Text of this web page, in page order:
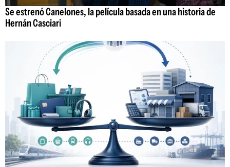
Se estrenó Canelones, la película basada en una historia de
Hernán Casciari